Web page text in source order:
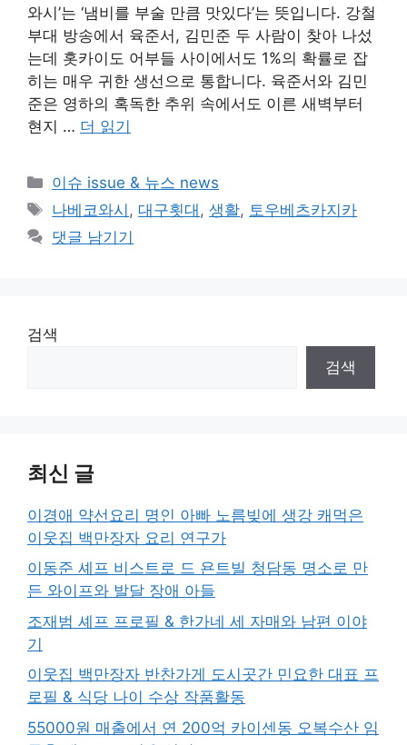
와시’는 ‘냄비를 부술 만큼 맛있다’는 뜻입니다. 강철
부대 방송에서 육준서, 김민준 두 사람이 찾아 나섰
는데 홋카이도 어부들 사이에서도 1%의 확률로 잡
히는 매우 귀한 생선으로 통합니다. 육준서와 김민
준은 영하의 혹독한 추위 속에서도 이른 새벽부터
현지 … 더 읽기
카
테
고
리
이슈 issue & 뉴스 news
태
그
나베코와시 ,대구횟대 ,생활, 토우베츠카지카
댓글 남기기
검색
검색
최신 글
이경애 약선요리 명인 아빠 노름빚에 생강 캐먹은
이웃집 백만장자 요리 연구가
이동준 셰프 비스트로 드 욘트빌 청담동 명소로 만
든 와이프와 발달 장애 아들
조재범 셰프 프로필 & 한가네 세 자매와 남편 이야
기
이웃집 백만장자 반찬가게 도시곳간 민요한 대표 프
로필 & 식당 나이 수상 작품활동
55000원 매출에서 연 200억 카이센동 오복수산 임